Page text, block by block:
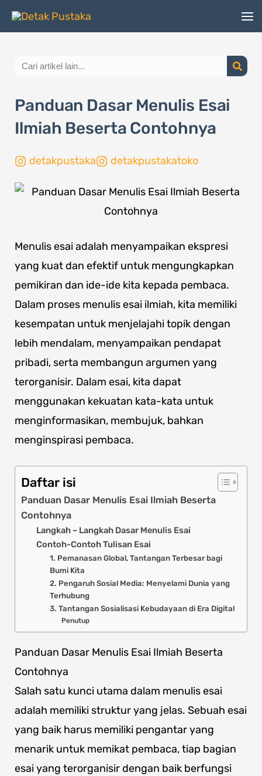
Lewati
Search
Panduan Dasar Menulis Esai
Ilmiah Beserta Contohnya
detakpustaka detakpustakatoko
Menulis esai adalah menyampaikan ekspresi
yang kuat dan efektif untuk mengungkapkan
pemikiran dan ide-ide kita kepada pembaca.
Dalam proses menulis esai ilmiah, kita memiliki
kesempatan untuk menjelajahi topik dengan
lebih mendalam, menyampaikan pendapat
pribadi, serta membangun argumen yang
terorganisir. Dalam esai, kita dapat
menggunakan kekuatan kata-kata untuk
menginformasikan, membujuk, bahkan
menginspirasi pembaca.
Daftar isi
Panduan Dasar Menulis Esai Ilmiah Beserta
Contohnya
Langkah – Langkah Dasar Menulis Esai
Contoh-Contoh Tulisan Esai
1. Pemanasan Global, Tantangan Terbesar bagi
Bumi Kita
2. Pengaruh Sosial Media: Menyelami Dunia yang
Terhubung
3. Tantangan Sosialisasi Kebudayaan di Era Digital
Penutup
Panduan Dasar Menulis Esai Ilmiah Beserta
Contohnya
Salah satu kunci utama dalam menulis esai
adalah memiliki struktur yang jelas. Sebuah esai
yang baik harus memiliki pengantar yang
menarik untuk memikat pembaca, tiap bagian
esai yang terorganisir dengan baik berfungsi
Page
,Page